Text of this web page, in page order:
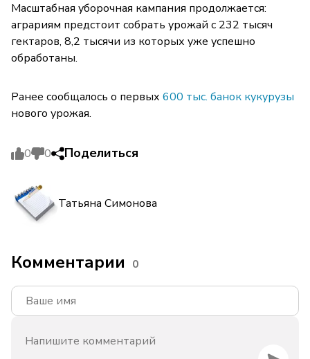
Масштабная уборочная кампания продолжается:
аграриям предстоит собрать урожай с 232 тысяч
гектаров, 8,2 тысячи из которых уже успешно
обработаны.
Ранее сообщалось о первых 600 тыс. банок кукурузы
нового урожая.
0 0 Поделиться
Татьяна Симонова
Комментарии 0